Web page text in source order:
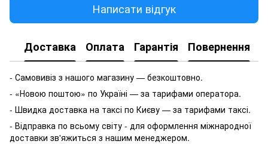
Написати відгук
Доставка Оплата Гарантія Повернення
- Самовивіз з нашого магазину — безкоштовно.
- «Новою поштою» по Україні — за тарифами оператора.
- Швидка доставка на таксі по Києву — за тарифами таксі.
- Відправка по всьому світу - для оформлення міжнародної
доставки зв'яжиться з нашим менеджером.